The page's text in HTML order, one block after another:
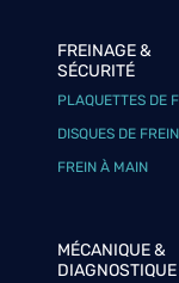
FREINAGE &
SÉCURITÉ
PLAQUETTES DE
DISQUES DE FREIN
FREIN À MAIN
MÉCANIQUE &
DIAGNOSTIQUE